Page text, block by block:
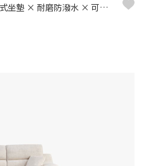
日耳曼L型貓抓布沙發｜滑軌式坐墊 × 耐磨防潑水 × 可調頭靠枕 – 擇木深耕